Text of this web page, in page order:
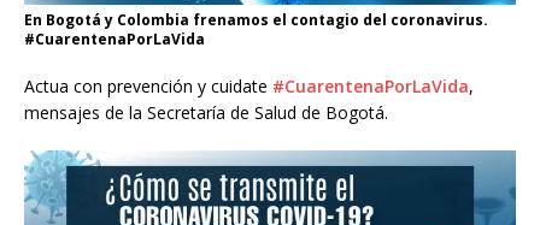
En Bogotá y Colombia frenamos el contagio del coronavirus.
#CuarentenaPorLaVida
Actua con prevención y cuidate #CuarentenaPorLaVida,
mensajes de la Secretaría de Salud de Bogotá.